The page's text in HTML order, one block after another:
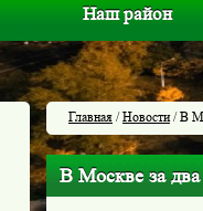
Наш район
Главная /Новости/ В
В Москве за два